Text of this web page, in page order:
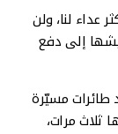
عداء لنا، ولن
إلى دفع
يانغ، قد أعلنت في أكتوبر 2024 رصد طائرات مسيّرة
ثلاث مرات،